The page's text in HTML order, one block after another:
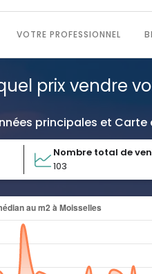
VOTRE PROFESSIONNEL
prix vendre
principales et Carte
Nombre total de
103